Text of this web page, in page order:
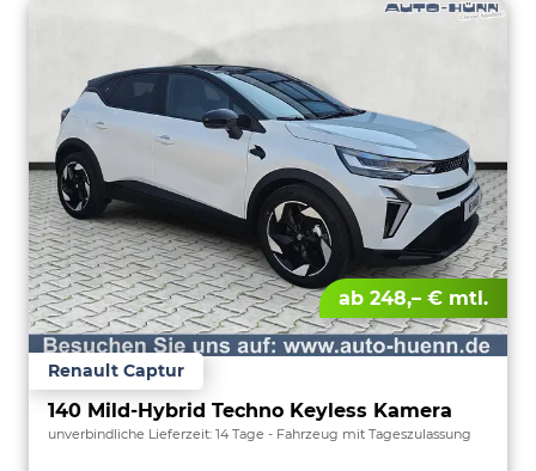
ab 248,– € mtl.
Renault Captur
140 Mild-Hybrid Techno Keyless Kamera
unverbindliche Lieferzeit: 14 Tage Fahrzeug mit Tageszulassung